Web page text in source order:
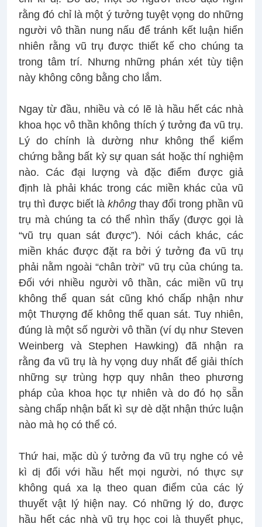
rằng đó chỉ là một ý tưởng tuyệt vọng do những
người vô thần nung nấu để tránh kết luận hiển
nhiên rằng vũ trụ được thiết kế cho chúng ta
trong tâm trí. Nhưng những phán xét tùy tiện
này không công bằng cho lắm.
Ngay từ đầu, nhiều và có lẽ là hầu hết các nhà
khoa học vô thần không thích ý tưởng đa vũ trụ.
Lý do chính là dường như không thể kiểm
chứng bằng bất kỳ sự quan sát hoặc thí nghiệm
nào. Các đại lượng và đặc điểm được giả
định là phải khác trong các miền khác của vũ
trụ thì được biết là không thay đổi trong phần vũ
trụ mà chúng ta có thể nhìn thấy (được gọi là
“vũ trụ quan sát được”). Nói cách khác, các
miền khác được đặt ra bởi ý tưởng đa vũ trụ
phải nằm ngoài “chân trời” vũ trụ của chúng ta.
Đối với nhiều người vô thần, các miền vũ trụ
không thể quan sát cũng khó chấp nhận như
một Thượng đế không thể quan sát. Tuy nhiên,
đúng là một số người vô thần (ví dụ như Steven
Weinberg và Stephen Hawking) đã nhận ra
rằng đa vũ trụ là hy vọng duy nhất để giải thích
những sự trùng hợp quy nhân theo phương
pháp của khoa học tự nhiên và do đó họ sẵn
sàng chấp nhận bất kì sự dè dặt nhận thức luận
nào mà họ có thể có.
Thứ hai, mặc dù ý tưởng đa vũ trụ nghe có vẻ
kì dị đối với hầu hết mọi người, nó thực sự
không quá xa lạ theo quan điểm của các lý
thuyết vật lý hiện nay. Có những lý do, được
hầu hết các nhà vũ trụ học coi là thuyết phục,